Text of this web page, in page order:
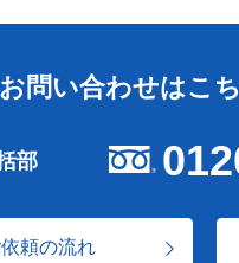
お問い合わせはこ
部
頼の流れ